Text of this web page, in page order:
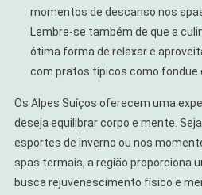
momentos de descanso nos
Lembre-se também de que a
ótima forma de relaxar e
com pratos típicos como fondue
Os Alpes Suíços oferecem uma
deseja equilibrar corpo e mente.
esportes de inverno ou nos
spas termais, a região proporciona
busca rejuvenescimento físico e